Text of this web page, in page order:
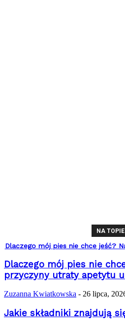
NA TOPIE
Dlaczego mój pies nie chce jeść?
Dlaczego mój pies nie
przyczyny utraty apetytu
Zuzanna Kwiatkowska - 26 lipca,
Jakie składniki znajdują